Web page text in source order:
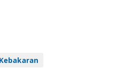
Kebakaran